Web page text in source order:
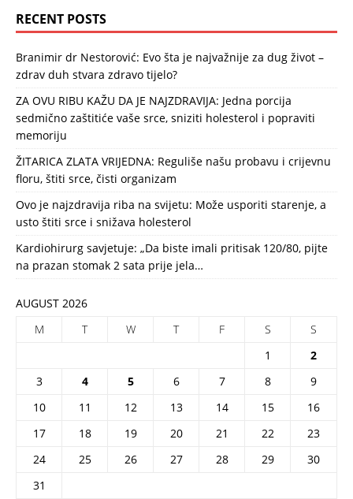
RECENT POSTS
Branimir dr Nestorović: Evo šta je najvažnije za dug život –
zdrav duh stvara zdravo tijelo?
ZA OVU RIBU KAŽU DA JE NAJZDRAVIJA: Jedna porcija
sedmično zaštitiće vaše srce, sniziti holesterol i popraviti
memoriju
ŽITARICA ZLATA VRIJEDNA: Reguliše našu probavu i crijevnu
floru, štiti srce, čisti organizam
Ovo je najzdravija riba na svijetu: Može usporiti starenje, a
usto štiti srce i snižava holesterol
Kardiohirurg savjetuje: „Da biste imali pritisak 120/80, pijte
na prazan stomak 2 sata prije jela…
AUGUST 2026
M
T W T F S
S
1
2
3
4 5 6 7 8
9
10
11 12 13 14 15
16
17
18 19 20 21 22
23
24
25 26 27 28 29
30
31